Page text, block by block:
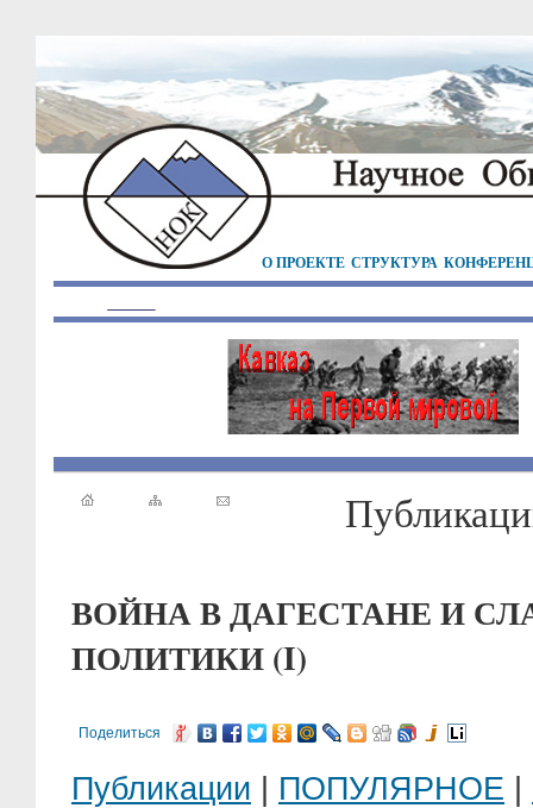
О ПРОЕКТЕ СТРУКТУРА
ВОЙНА В ДАГЕСТАНЕ И
ПОЛИТИКИ (I)
Поделиться
Публикации | ПОПУЛЯРНОЕ |